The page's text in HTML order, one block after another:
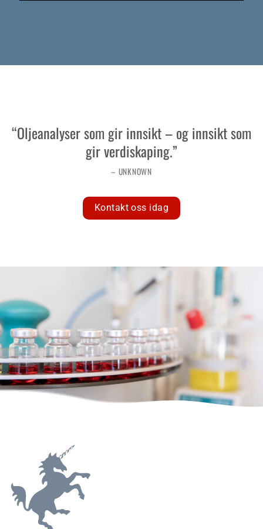
“Oljeanalyser som gir innsikt – og innsikt som
gir verdiskaping.”
– UNKNOWN
Kontakt oss idag